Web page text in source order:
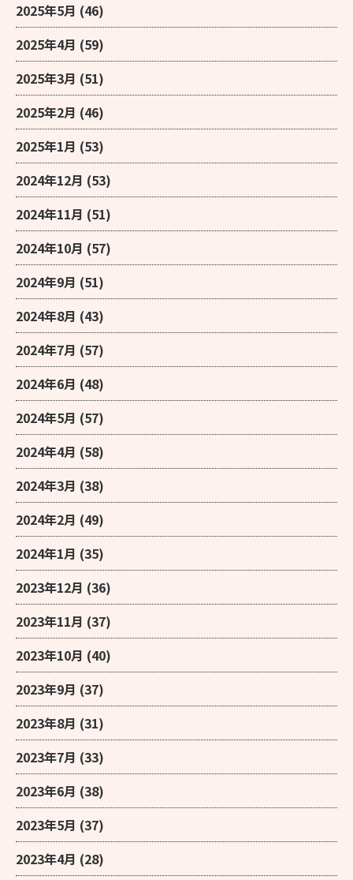
2025年5月 (46)
2025年4月 (59)
2025年3月 (51)
2025年2月 (46)
2025年1月 (53)
2024年12月 (53)
2024年11月 (51)
2024年10月 (57)
2024年9月 (51)
2024年8月 (43)
2024年7月 (57)
2024年6月 (48)
2024年5月 (57)
2024年4月 (58)
2024年3月 (38)
2024年2月 (49)
2024年1月 (35)
2023年12月 (36)
2023年11月 (37)
2023年10月 (40)
2023年9月 (37)
2023年8月 (31)
2023年7月 (33)
2023年6月 (38)
2023年5月 (37)
2023年4月 (28)